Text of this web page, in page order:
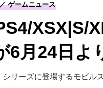
XSX|S/
6月24日よ
シリーズに登場するモビ
ゲームニュース